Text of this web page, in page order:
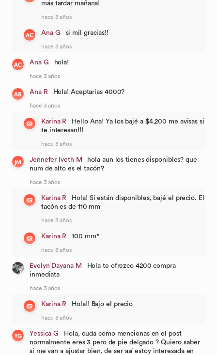
más tardar mañana!
hace 3 años
AC Ana G si mil gracias!!
hace 3 años
AC Ana G hola!
hace 3 años
AR Ana R Hola! Aceptarías 4000?
hace 3 años
KR Karina R
Hello Ana! Ya los bajé a $4,200 me avisas si
te interesan!!!
hace 3 años
JM Jennefer Iveth M
hola aun los tienes disponibles? que
num de alto es el tacón?
hace 3 años
KR Karina R
Hola! Sí están disponibles, bajé el precio. El
tacón es de 110 mm
hace 3 años
KR Karina R 100 mm*
hace 3 años
Evelyn Dayana M
Hola te ofrezco 4200 compra
inmediata
hace 3 años
KR Karina R Hola!! Bajo el precio
hace 3 años
YG Yessica G
Hola, duda como mencionas en el post
normalmente eres 3 pero de pie delgado ? Quiero saber
si me van a ajustar bien, de ser así estoy interesada en